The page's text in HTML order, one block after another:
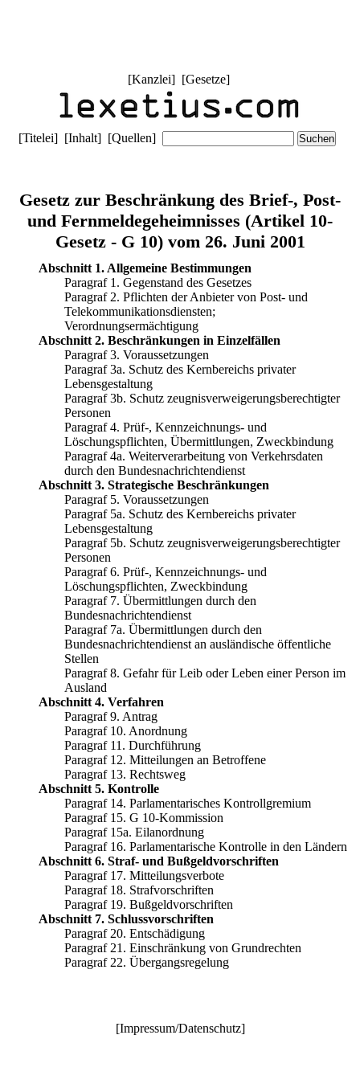
[Kanzlei] [Gesetze]
[Titelei] [Inhalt] [Quellen]
Gesetz zur Beschränkung des Brief-, Post-
und Fernmeldegeheimnisses (Artikel 10-
Gesetz - G 10) vom 26. Juni 2001
Abschnitt 1. Allgemeine Bestimmungen
Paragraf 1. Gegenstand des Gesetzes
Paragraf 2. Pflichten der Anbieter von Post- und
Telekommunikationsdiensten;
Verordnungsermächtigung
Abschnitt 2. Beschränkungen in Einzelfällen
Paragraf 3. Voraussetzungen
Paragraf 3a. Schutz des Kernbereichs privater
Lebensgestaltung
Paragraf 3b. Schutz zeugnisverweigerungsberechtigter
Personen
Paragraf 4. Prüf-, Kennzeichnungs- und
Löschungspflichten, Übermittlungen, Zweckbindung
Paragraf 4a. Weiterverarbeitung von Verkehrsdaten
durch den Bundesnachrichtendienst
Abschnitt 3. Strategische Beschränkungen
Paragraf 5. Voraussetzungen
Paragraf 5a. Schutz des Kernbereichs privater
Lebensgestaltung
Paragraf 5b. Schutz zeugnisverweigerungsberechtigter
Personen
Paragraf 6. Prüf-, Kennzeichnungs- und
Löschungspflichten, Zweckbindung
Paragraf 7. Übermittlungen durch den
Bundesnachrichtendienst
Paragraf 7a. Übermittlungen durch den
Bundesnachrichtendienst an ausländische öffentliche
Stellen
Paragraf 8. Gefahr für Leib oder Leben einer Person im
Ausland
Abschnitt 4. Verfahren
Paragraf 9. Antrag
Paragraf 10. Anordnung
Paragraf 11. Durchführung
Paragraf 12. Mitteilungen an Betroffene
Paragraf 13. Rechtsweg
Abschnitt 5. Kontrolle
Paragraf 14. Parlamentarisches Kontrollgremium
Paragraf 15. G 10-Kommission
Paragraf 15a. Eilanordnung
Paragraf 16. Parlamentarische Kontrolle in den Ländern
Abschnitt 6. Straf- und Bußgeldvorschriften
Paragraf 17. Mitteilungsverbote
Paragraf 18. Strafvorschriften
Paragraf 19. Bußgeldvorschriften
Abschnitt 7. Schlussvorschriften
Paragraf 20. Entschädigung
Paragraf 21. Einschränkung von Grundrechten
Paragraf 22. Übergangsregelung
[Impressum/Datenschutz]